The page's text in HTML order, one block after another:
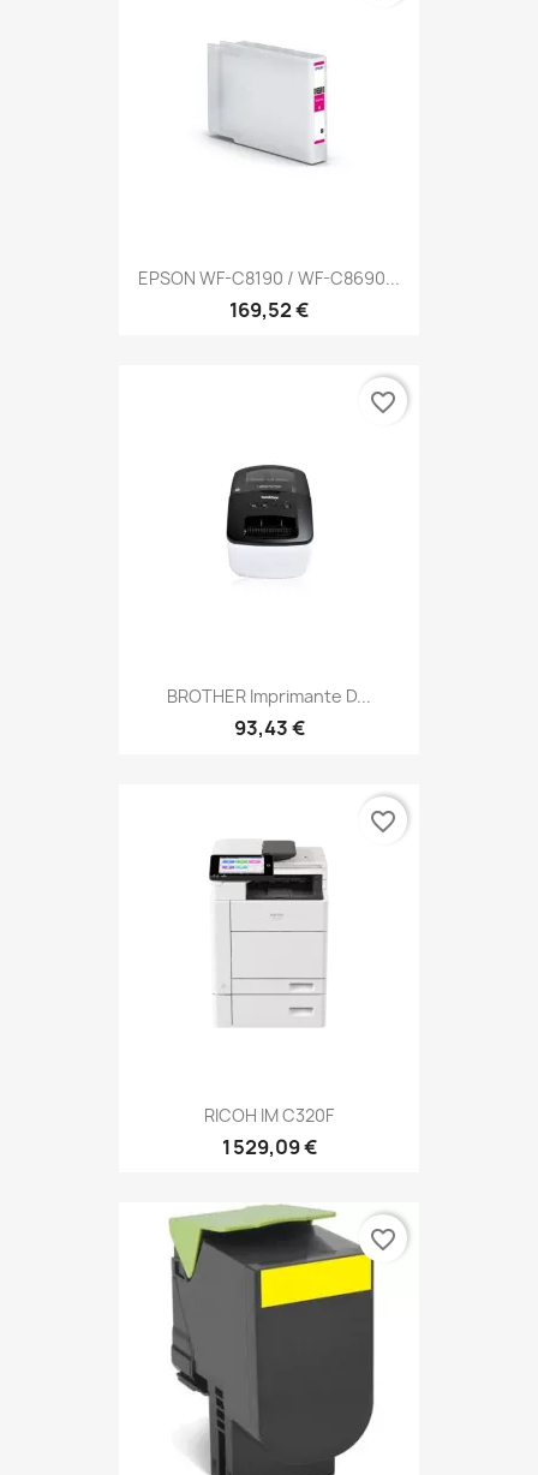
EPSON WF-C8190 / WF-C8690...
169,52 €
BROTHER Imprimante D...
93,43 €
favorite_border
RICOH IM C320F
1 529,09 €
favorite_border
favorite_border